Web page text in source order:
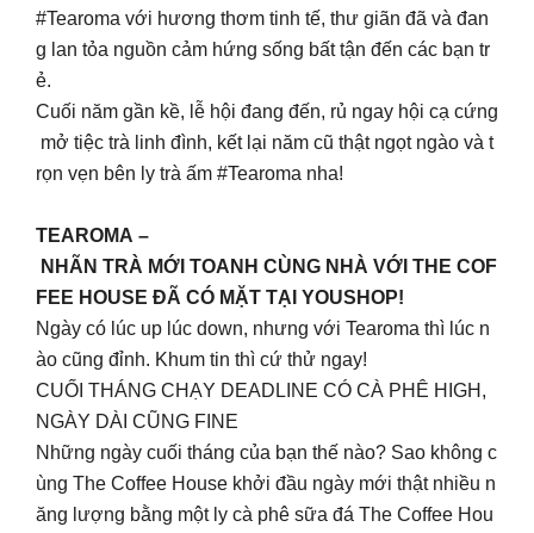
#Tearoma với hương thơm tinh tế, thư giãn đã và đan
g lan tỏa nguồn cảm hứng sống bất tận đến các bạn tr
ẻ.
Cuối năm gần kề, lễ hội đang đến, rủ ngay hội cạ cứng
mở tiệc trà linh đình, kết lại năm cũ thật ngọt ngào và t
rọn vẹn bên ly trà ấm #Tearoma nha!
TEAROMA –
NHÃN TRÀ MỚI TOANH CÙNG NHÀ VỚI THE COF
FEE HOUSE ĐÃ CÓ MẶT TẠI YOUSHOP!
Ngày có lúc up lúc down, nhưng với Tearoma thì lúc n
ào cũng đỉnh. Khum tin thì cứ thử ngay!
CUỐI THÁNG CHẠY DEADLINE CÓ CÀ PHÊ HIGH,
NGÀY DÀI CŨNG FINE
Những ngày cuối tháng của bạn thế nào? Sao không c
ùng The Coffee House khởi đầu ngày mới thật nhiều n
ăng lượng bằng một ly cà phê sữa đá The Coffee Hou